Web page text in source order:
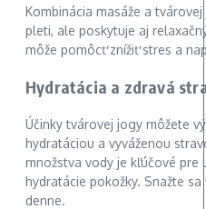
Kombinácia masáže a
pleti, ale poskytuje aj
môže pomôcť znížiť stres a
Hydratácia a zdravá
Účinky tvárovej jogy môžete
hydratáciou a vyváženou
množstva vody je kľúčové pre
hydratácie pokožky. Snažte
denne.